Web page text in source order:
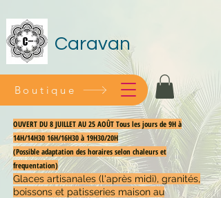
Caravan
OUVERT DU 8 JUILLET AU 25 AOÛT Tous les jours de 9H à
14H/14H30 16H/16H30 à 19H30/20H
(Possible adaptation des horaires selon chaleurs et
frequentation)
Glaces artisanales (l'après midi), granités,
boissons et patisseries maison au
Boutique